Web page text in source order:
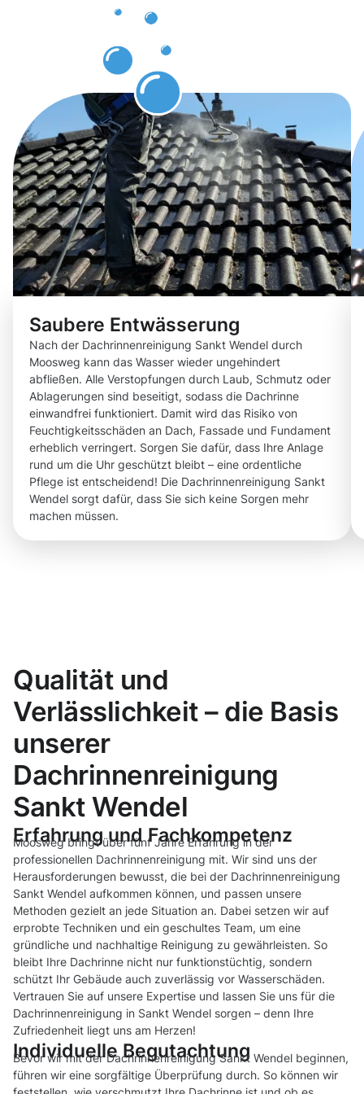
Saubere Entwässerung
Nach der Dachrinnenreinigung Sankt Wendel durch
Moosweg kann das Wasser wieder ungehindert
abfließen. Alle Verstopfungen durch Laub, Schmutz oder
Ablagerungen sind beseitigt, sodass die Dachrinne
einwandfrei funktioniert. Damit wird das Risiko von
Feuchtigkeitsschäden an Dach, Fassade und Fundament
erheblich verringert. Sorgen Sie dafür, dass Ihre Anlage
rund um die Uhr geschützt bleibt – eine ordentliche
Pflege ist entscheidend! Die Dachrinnenreinigung Sankt
Wendel sorgt dafür, dass Sie sich keine Sorgen mehr
machen müssen.
Qualität und
Verlässlichkeit – die Basis
unserer
Dachrinnenreinigung
Sankt Wendel
Erfahrung und Fachkompetenz
Moosweg bringt über fünf Jahre Erfahrung in der
professionellen Dachrinnenreinigung mit. Wir sind uns der
Herausforderungen bewusst, die bei der Dachrinnenreinigung
Sankt Wendel aufkommen können, und passen unsere
Methoden gezielt an jede Situation an. Dabei setzen wir auf
erprobte Techniken und ein geschultes Team, um eine
gründliche und nachhaltige Reinigung zu gewährleisten. So
bleibt Ihre Dachrinne nicht nur funktionstüchtig, sondern
schützt Ihr Gebäude auch zuverlässig vor Wasserschäden.
Vertrauen Sie auf unsere Expertise und lassen Sie uns für die
Dachrinnenreinigung in Sankt Wendel sorgen – denn Ihre
Zufriedenheit liegt uns am Herzen!
Individuelle Begutachtung
Bevor wir mit der Dachrinnenreinigung Sankt Wendel beginnen,
führen wir eine sorgfältige Überprüfung durch. So können wir